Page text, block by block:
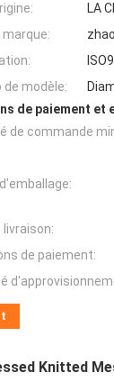
LA
marque:
de modèle:
de paiement et
de commande
livraison:
de paiement:
Knitted